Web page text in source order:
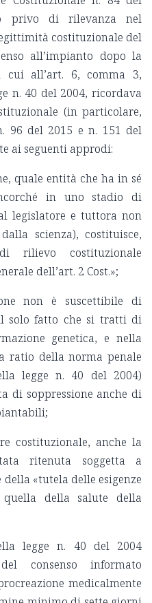
privo di rilevanza nel
costituzionale del
all’impianto dopo la
cui all’art. 6, comma 3,
n. 40 del 2004, ricordava
(in particolare,
96 del 2015 e n. 151 del
ai seguenti approdi:
quale entità che ha in sé
in uno stadio di
legislatore e tuttora non
scienza), costituisce,
rilievo costituzionale
dell’art. 2 Cost.»;
non è suscettibile di
solo fatto che si tratti di
genetica, e nella
ratio della norma penale
legge n. 40 del 2004)
di soppressione anche di
costituzionale, anche la
ritenuta soggetta a
«tutela delle esigenze
della salute della
legge n. 40 del 2004
consenso informato
medicalmente